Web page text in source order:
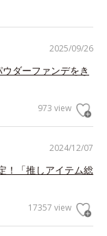
2025/09/26
ダーファンデをき
973 view
2024/12/07
！「推しアイテム総
17357 view